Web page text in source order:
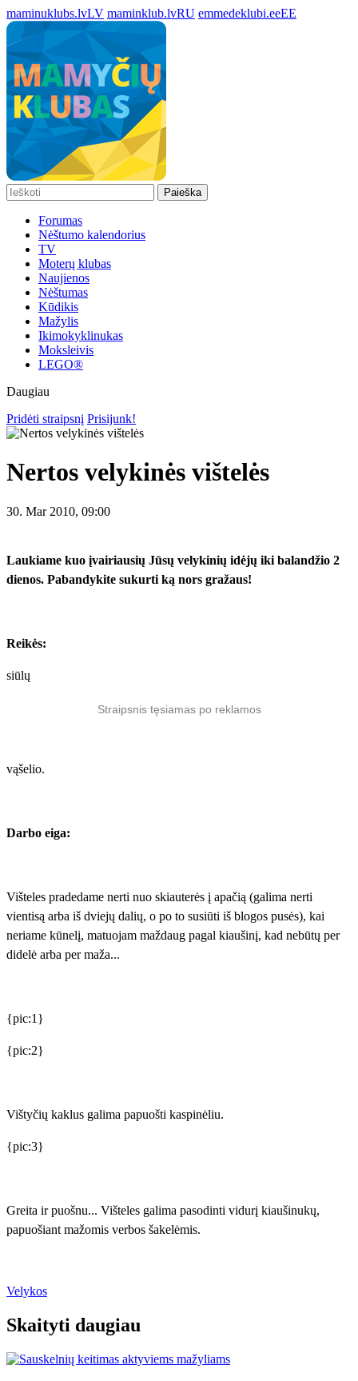
maminuklubs.lvLV maminklub.lvRU emmedeklubi.eeEE
Paieška
Forumas
Nėštumo kalendorius
TV
Moterų klubas
Naujienos
Nėštumas
Kūdikis
Mažylis
Ikimokyklinukas
Moksleivis
LEGO®
Daugiau
Pridėti straipsnį Prisijunk!
Nertos velykinės vištelės
30. Mar 2010, 09:00
Laukiame kuo įvairiausių Jūsų velykinių idėjų iki balandžio 2
dienos. Pabandykite sukurti ką nors gražaus!
Reikės:
siūlų
Straipsnis tęsiamas po reklamos
vąšelio.
Darbo eiga:
Višteles pradedame nerti nuo skiauterės į apačią (galima nerti
vientisą arba iš dviejų dalių, o po to susiūti iš blogos pusės), kai
neriame kūnelį, matuojam maždaug pagal kiaušinį, kad nebūtų per
didelė arba per maža...
{pic:1}
{pic:2}
Vištyčių kaklus galima papuošti kaspinėliu.
{pic:3}
Greita ir puošnu... Višteles galima pasodinti vidurį kiaušinukų,
papuošiant mažomis verbos šakelėmis.
Velykos
Skaityti daugiau